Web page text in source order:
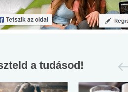
a tudásod!